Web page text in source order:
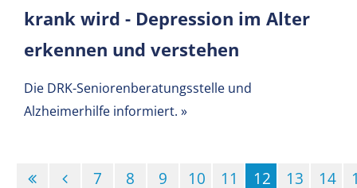
krank wird - Depression im Alter
erkennen und verstehen
Die DRK-Seniorenberatungsstelle und
Alzheimerhilfe informiert. »
7 8 9 10 11
12
13 14